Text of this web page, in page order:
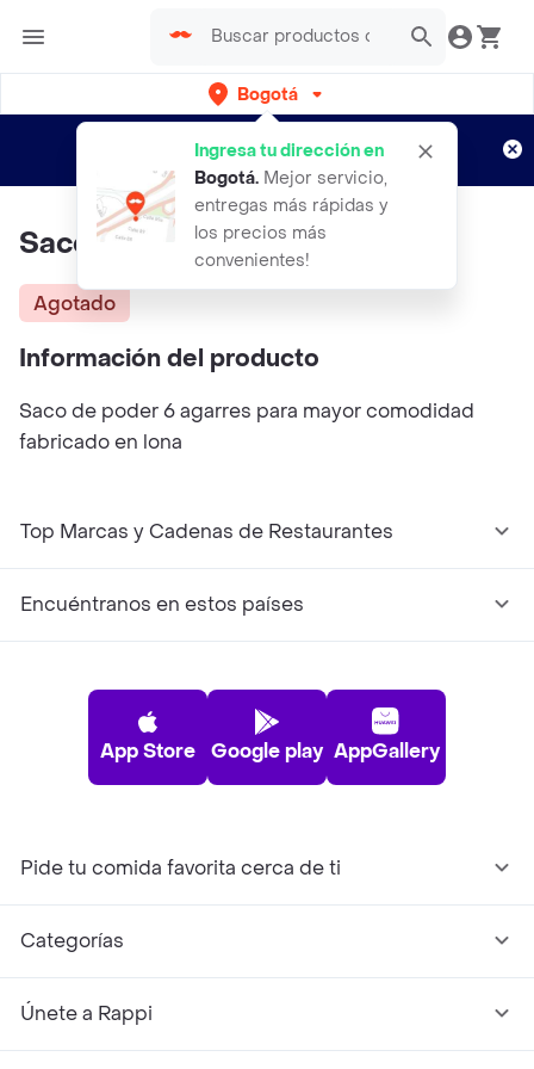
Bogotá
Ingresa tu dirección en
Bogotá. Mejor servicio,
entregas más rápidas y
los precios más
convenientes!
envíos gratis por semanas
Aplican TyC
Saco De Poder 30kg
Agotado
Información del producto
Saco de poder 6 agarres para mayor comodidad
fabricado en lona
Top Marcas y Cadenas de Restaurantes
Encuéntranos en estos países
App Store Google play AppGallery
Pide tu comida favorita cerca de ti
Categorías
Únete a Rappi